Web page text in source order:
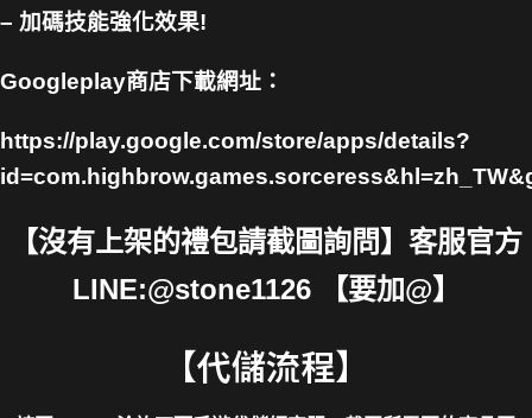
– 加碼技能強化效果!
Googleplay商店下載網址：
https://play.google.com/store/apps/details?
【沒有上架的禮包請截圖詢問】客服官方
LINE:@stone1126 【要加@】
【代儲流程】